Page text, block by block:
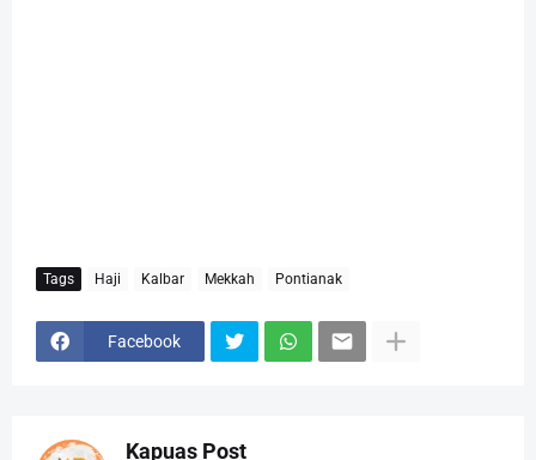
Tags Haji Kalbar Mekkah Pontianak
Facebook
Kapuas Post